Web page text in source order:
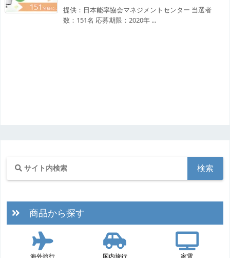
提供：日本能率協会マネジメントセンター 当選者
数：151名 応募期限：2020年 ...
商品から探す
海外旅行 国内旅行 家電